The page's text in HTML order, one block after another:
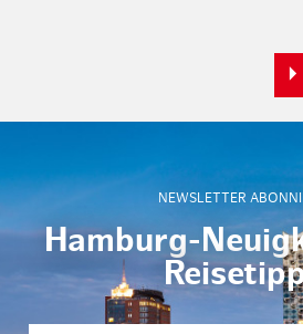
NEWSLETTER
Hamburg-